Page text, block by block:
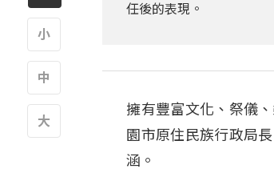
任後的表現。
擁有豐富文化、祭儀
園市原住民族行政局
涵。